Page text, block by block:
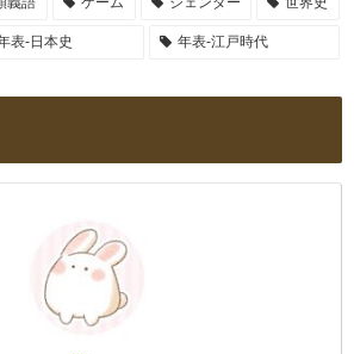
表-日本史 年表-江戸時代